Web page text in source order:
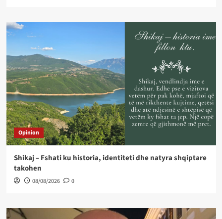
Opinion
Shikaj – Fshati ku historia, identiteti dhe natyra shqiptare
takohen
08/08/2026 0